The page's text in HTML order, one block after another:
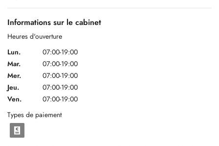
Informations sur le cabinet
Heures d'ouverture
Lun.
07:00-19:00
Mar.
07:00-19:00
Mer.
07:00-19:00
Jeu.
07:00-19:00
Ven.
07:00-19:00
Types de paiement